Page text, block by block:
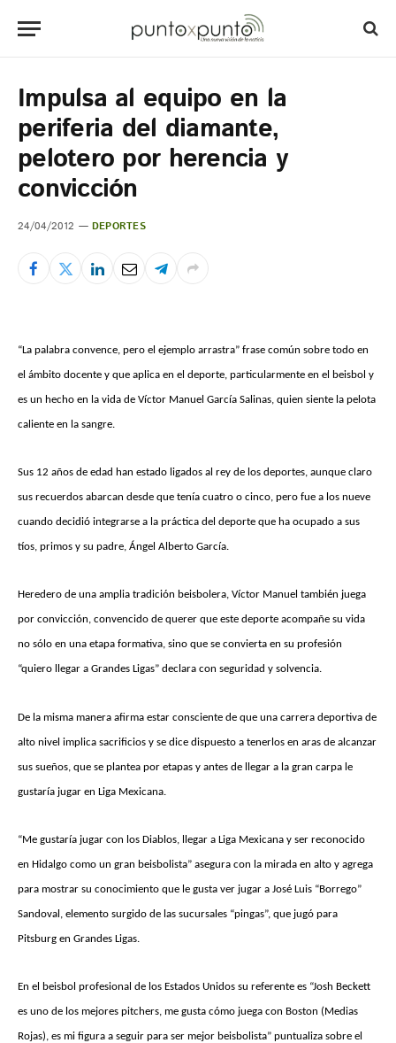
Impulsa al equipo en la
periferia del diamante,
pelotero por herencia y
convicción
24/04/2012 DEPORTES
“La palabra convence, pero el ejemplo arrastra” frase común sobre todo en
el ámbito docente y que aplica en el deporte, particularmente en el beisbol y
es un hecho en la vida de Víctor Manuel García Salinas, quien siente la pelota
caliente en la sangre.
Sus 12 años de edad han estado ligados al rey de los deportes, aunque claro
sus recuerdos abarcan desde que tenía cuatro o cinco, pero fue a los nueve
cuando decidió integrarse a la práctica del deporte que ha ocupado a sus
tíos, primos y su padre, Ángel Alberto García.
Heredero de una amplia tradición beisbolera, Víctor Manuel también juega
por convicción, convencido de querer que este deporte acompañe su vida
no sólo en una etapa formativa, sino que se convierta en su profesión
“quiero llegar a Grandes Ligas” declara con seguridad y solvencia.
De la misma manera afirma estar consciente de que una carrera deportiva de
alto nivel implica sacrificios y se dice dispuesto a tenerlos en aras de alcanzar
sus sueños, que se plantea por etapas y antes de llegar a la gran carpa le
gustaría jugar en Liga Mexicana.
“Me gustaría jugar con los Diablos, llegar a Liga Mexicana y ser reconocido
en Hidalgo como un gran beisbolista” asegura con la mirada en alto y agrega
para mostrar su conocimiento que le gusta ver jugar a José Luis “Borrego”
Sandoval, elemento surgido de las sucursales “pingas”, que jugó para
Pitsburg en Grandes Ligas.
En el beisbol profesional de los Estados Unidos su referente es “Josh Beckett
es uno de los mejores pitchers, me gusta cómo juega con Boston (Medias
Rojas), es mi figura a seguir para ser mejor beisbolista” puntualiza sobre el